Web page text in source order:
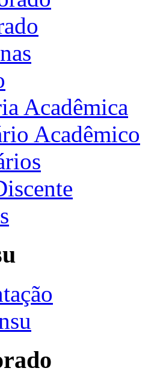
Acadêmica
Acadêmico